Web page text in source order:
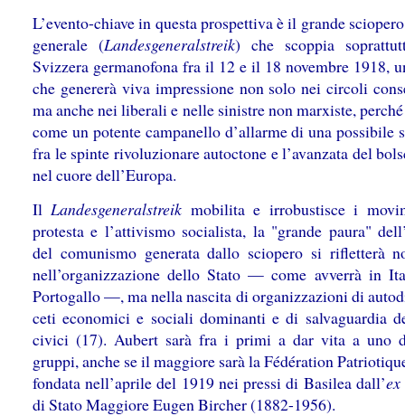
L’evento-chiave in questa prospettiva è il grande
generale (Landesgeneralstreik) che scoppia
Svizzera germanofona fra il 12 e il 18 novembre 1918,
che genererà viva impressione non solo nei circoli
ma anche nei liberali e nelle sinistre non marxiste,
come un potente campanello d’allarme di una possibile
fra le spinte rivoluzionare autoctone e l’avanzata del
nel cuore dell’Europa.
IlLandesgeneralstreik mobilita e irrobustisce i
protesta e l’attivismo socialista, la "grande paura"
del comunismo generata dallo sciopero si rifletterà
nell’organizzazione dello Stato — come avverrà in
Portogallo —, ma nella nascita di organizzazioni di
ceti economici e sociali dominanti e di salvaguardia
civici (17). Aubert sarà fra i primi a dar vita a uno
gruppi, anche se il maggiore sarà la Fédération
fondata nell’aprile del 1919 nei pressi di Basilea dall’ex
di Stato Maggiore Eugen Bircher (1882-1956).